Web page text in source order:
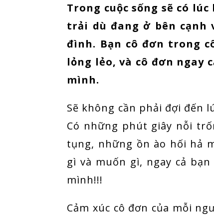
Trong cuộc sống sẽ có
trải dù đang ở bên cạnh
đình. Bạn cô đơn trong
lỏng lẻo, và cô đơn ngay
mình.
Sẽ không cần phải đợi đến
Có những phút giây nỗi
tụng, những ồn ào hối hả
gì và muốn gì, ngay cả
mình!!!
Cảm xúc cô đơn của mỗi